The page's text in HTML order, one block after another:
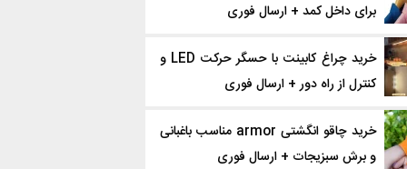
برای داخل کمد + ارسال فوری
خرید چراغ کابینت با حسگر حرکت LED و
کنترل از راه دور + ارسال فوری
خرید چاقو انگشتی armor مناسب باغبانی
و برش سبزیجات + ارسال فوری